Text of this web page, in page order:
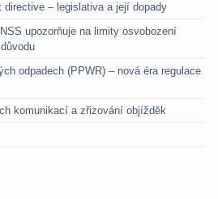
directive – legislativa a její dopady
upozorňuje na limity osvobození
odpadech (PPWR) – nová éra regulace
komunikací a zřizování objížděk